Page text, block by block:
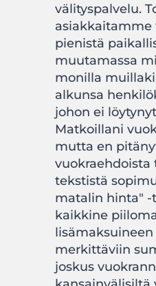
välityspalvelu.
asiakkaitamme
pienistä
muutamassa
monilla
alkunsa
johon ei
Matkoillani
mutta en
vuokraehdoista
tekstistä
matalin hinta" -
kaikkine
merkittäviin
joskus